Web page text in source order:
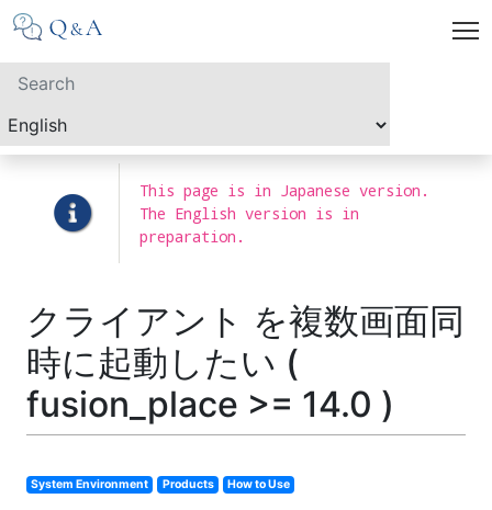
This page is in Japanese version.
The English version is in
preparation.
クライアント を複数画面同
時に起動したい (
fusion_place >= 14.0 )
System Environment Products How to Use